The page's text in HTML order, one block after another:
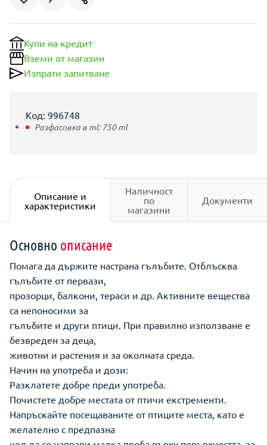
Купи на кредит
Вземи от магазин
Изпрати запитване
Код: 996748
Разфасовка в ml: 750ml
Описание и
характеристики
Наличност
по
магазини
Документи
Основно описание
Помага да държите настрана гълъбите. Отблъсква
гълъбите от первази,
прозорци, балкони, тераси и др. Активните вещества
са непоносими за
гълъбите и други птици. При правилно използване е
безвреден за деца,
животни и растения и за околната среда.
Начин на употреба и дози:
Разклатете добре преди употреба.
Почистете добре местата от птичи екстременти.
Напръскайте посещаваните от птиците места, като е
желателно с предпазна